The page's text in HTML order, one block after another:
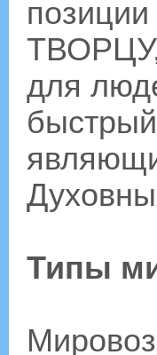
для
Типы